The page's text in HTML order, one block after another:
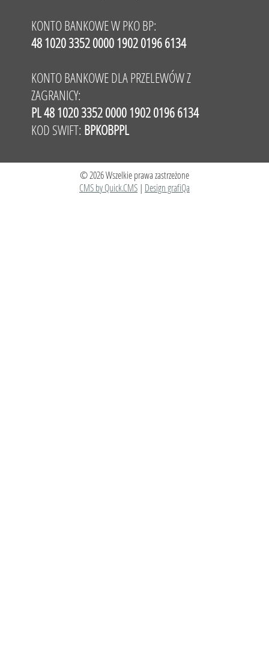
KONTO BANKOWE W PKO BP:
48 1020 3352 0000 1902 0196 6134
KONTO BANKOWE DLA PRZELEWÓW Z
ZAGRANICY:
PL 48 1020 3352 0000 1902 0196 6134
KOD SWIFT: BPKOBPPL
© 2026 Wszelkie prawa zastrzeżone
CMS by Quick.CMS | Design grafiQa